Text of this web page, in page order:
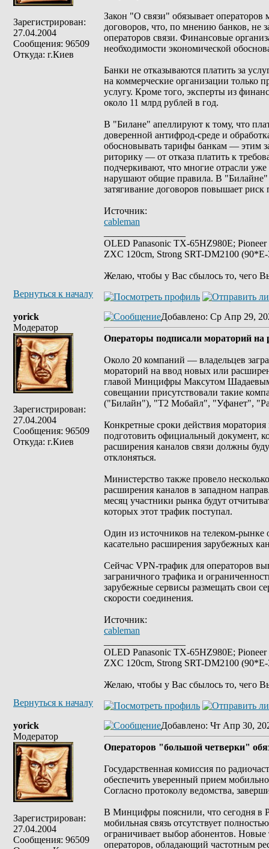
Зарегистрирован:
27.04.2004
Сообщения: 96509
Откуда: г.Киев
Закон "О связи" обязывает
договоров, что, по мнению банков, не
операторов связи. Финансовые
необходимости экономической
Банки не отказываются платить за
на коммерческие организации только
услугу. Кроме того, эксперты из
около 11 млрд рублей в год.
В "Билане" апеллируют к тому, что
доверенной антифрод-среде и
обосновывать тарифы банкам — этим
риторику — от отказа платить к
подчеркивают, что многие отрасли
нарушают общие правила. В "Билайне"
затягивание договоров повышает
Источник:
cableman
OLED Panasonic TX-65HZ980E;
ZXC 120cm, Strong SRT-DM2100
Желаю, чтобы у Вас сбылось то, чего
Вернуться к началу
yorick
Модератор
Зарегистрирован:
27.04.2004
Сообщения: 96509
Откуда: г.Киев
Добавлено: Ср Апр 29,
Операторы подписали мораторий на
Около 20 компаний — владельцев
мораторий на ввод новых или
главой Минцифры Максутом
совещании присутствовали такие
("Билайн"), "Т2 Мобайл", "Уфанет",
Конкретные сроки действия
подготовить официальный документ,
расширения каналов связи должны
отклоняться.
Министерство также провело
расширения каналов в западном
месяц участники рынка будут
которых этот трафик поступал.
Один из источников на телеком-рынке
касательно расширения зарубежных
Сейчас VPN-трафик для операторов
заграничного трафика и
зарубежные сервисы размещать свои
скорости соединения.
Источник:
cableman
OLED Panasonic TX-65HZ980E;
ZXC 120cm, Strong SRT-DM2100
Желаю, чтобы у Вас сбылось то, чего
Вернуться к началу
yorick
Модератор
Зарегистрирован:
27.04.2004
Сообщения: 96509
Добавлено: Чт Апр 30,
Операторов "большой четверки"
Государственная комиссия по
обеспечить уверенный прием
Согласно протоколу ведомства,
В Минцифры пояснили, что сегодня в
мобильная связь отсутствует
ограничивает выбор абонентов.
операторов, обладающий частотным